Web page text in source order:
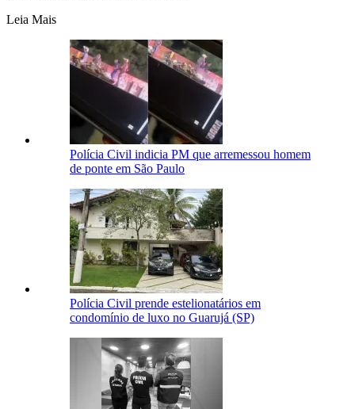
Leia Mais
Polícia Civil indicia PM que arremessou homem
de ponte em São Paulo
Polícia Civil prende estelionatários em
condomínio de luxo no Guarujá (SP)